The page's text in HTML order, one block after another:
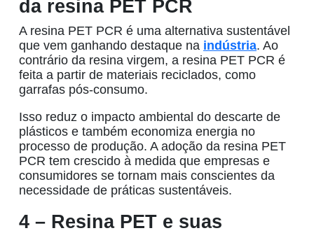
da resina PET PCR
A resina PET PCR é uma alternativa sustentável
que vem ganhando destaque na indústria. Ao
contrário da resina virgem, a resina PET PCR é
feita a partir de materiais reciclados, como
garrafas pós-consumo.
Isso reduz o impacto ambiental do descarte de
plásticos e também economiza energia no
processo de produção. A adoção da resina PET
PCR tem crescido à medida que empresas e
consumidores se tornam mais conscientes da
necessidade de práticas sustentáveis.
4 – Resina PET e suas